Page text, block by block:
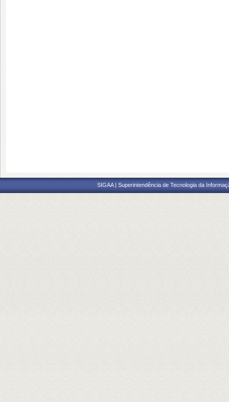
SIGAA | Superintendência de Tecnologia da